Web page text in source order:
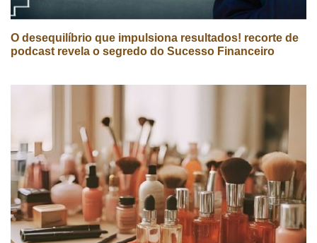
O desequilíbrio que impulsiona resultados! recorte de
podcast revela o segredo do Sucesso Financeiro